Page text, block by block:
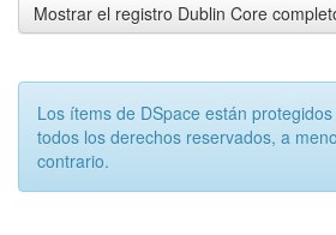
Mostrar el registro Dublin Core
Los ítems de DSpace están
todos los derechos reservados, a
contrario.